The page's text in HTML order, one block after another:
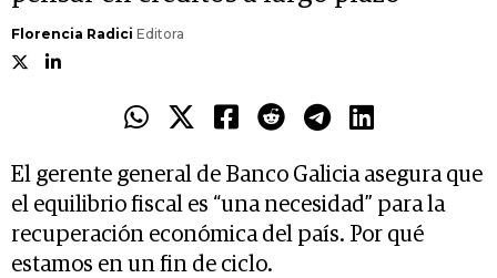
Florencia Radici Editora
El gerente general de Banco Galicia asegura que
el equilibrio fiscal es “una necesidad” para la
recuperación económica del país. Por qué
estamos en un fin de ciclo.